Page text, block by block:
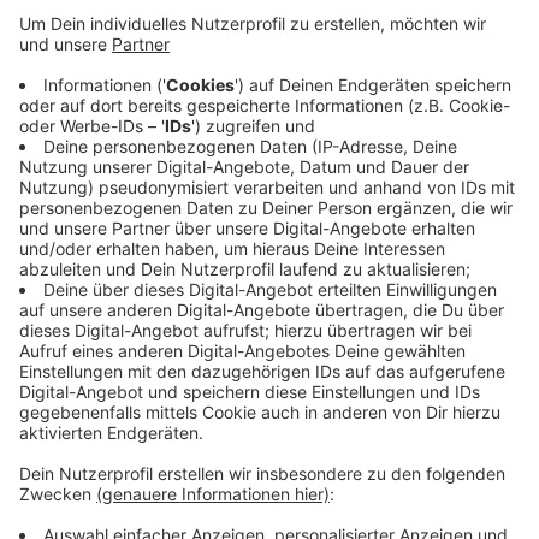
Spatenstich in Witten getroffen. In den kommenden
Versorgungslücken des schnellen Internets
geschlossen werden. Bund und Land fördern das
Vorhaben mit gut 19 Millionen Euro. Weit mehr als
4.000 Hausanschlüsse sollen davon profitieren. Bis
März 2023 sollen 98 Prozent aller Haushalte in den
geförderten Bereichen über mindestens 50 MBit/s
Downloadgeschwindigkeit verfügen.
Anzeige